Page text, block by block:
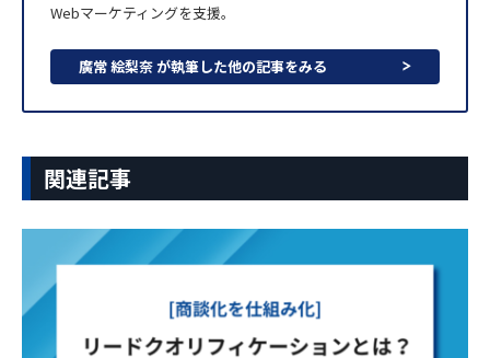
Webマーケティングを支援。
廣常 絵梨奈 が執筆した他の記事をみる
関連記事